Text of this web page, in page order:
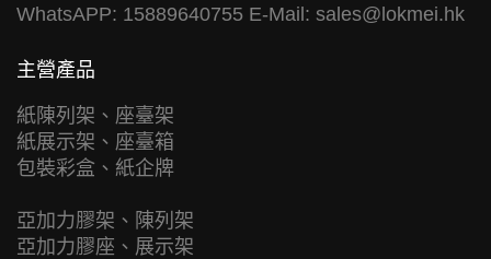
WhatsAPP: 15889640755 E-Mail: sales@lokmei.hk
主營產品
紙陳列架、座臺架
紙展示架、座臺箱
包裝彩盒、紙企牌
亞加力膠架、陳列架
亞加力膠座、展示架